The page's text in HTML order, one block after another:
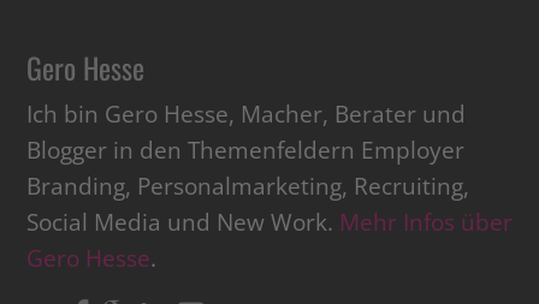
Gero Hesse
Ich bin Gero Hesse, Macher, Berater und
Blogger in den Themenfeldern Employer
Branding, Personalmarketing, Recruiting,
Social Media und New Work. Mehr Infos über
Gero Hesse.